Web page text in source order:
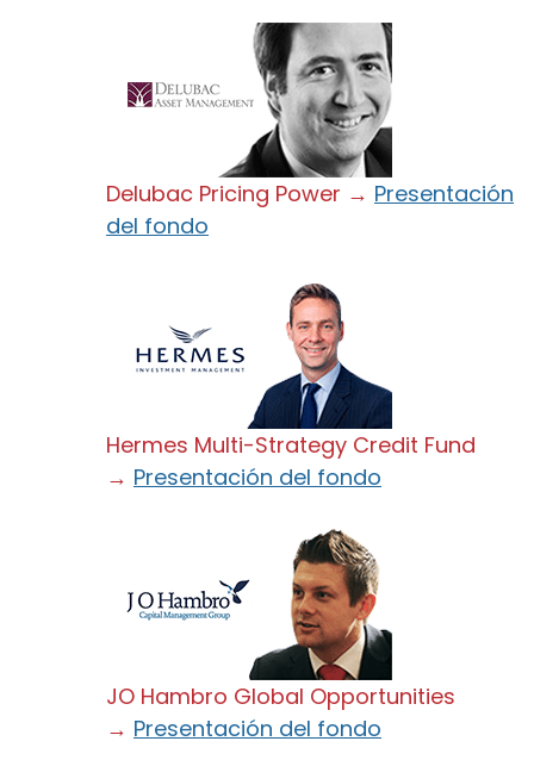
Delubac Pricing Power → Presentación
del fondo
Hermes Multi-Strategy Credit Fund
→ Presentación del fondo
JO Hambro Global Opportunities
→ Presentación del fondo